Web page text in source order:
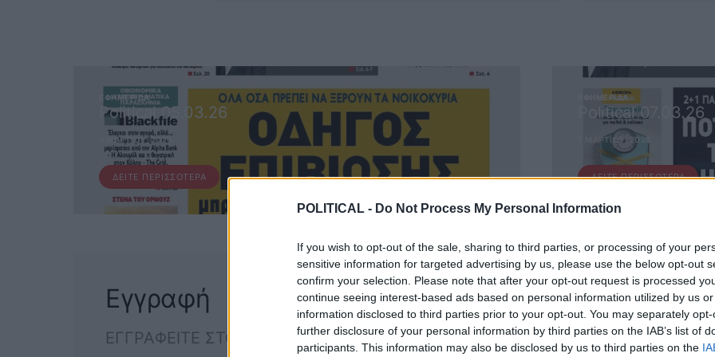
POLITICAL - Do Not Process My Personal Information
If you wish to opt-out of the sale, sharing to third parties, or processing of your
sensitive information for targeted advertising by us, please use the below opt-out
confirm your selection. Please note that after your opt-out request is processed
continue seeing interest-based ads based on personal information utilized by us
information disclosed to third parties prior to your opt-out. You may separately
further disclosure of your personal information by third parties on the IAB’s list of
participants. This information may also be disclosed by us to third parties on the
ΕΦΗΜΕΡΊΔΑ
Political 05.03.26
5 ΜΑΡΤΊΟΥ, 2026
ΔΕΊΤΕ ΠΕΡΙΣΣΌΤΕΡΑ
ΕΦΗΜΕΡΊΔΑ
Political 07.03.26
7 ΜΑΡΤΊΟΥ, 2026
ΔΕΊΤΕ ΠΕΡΙΣΣΌΤΕΡΑ
Εγγραφή
ΕΓΓΡΑΦΕΙΤΕ ΣΤΟ NEWSLETTER ΜΑΣ
ΕΓΓΡΑΦΕΙΤΕ ΣΤΟ NEWSLETTER ΜΑΣ ΓΙΑ ΝΑ ΛΑΜΒΑΝΕΤΕ ΤΗΝ